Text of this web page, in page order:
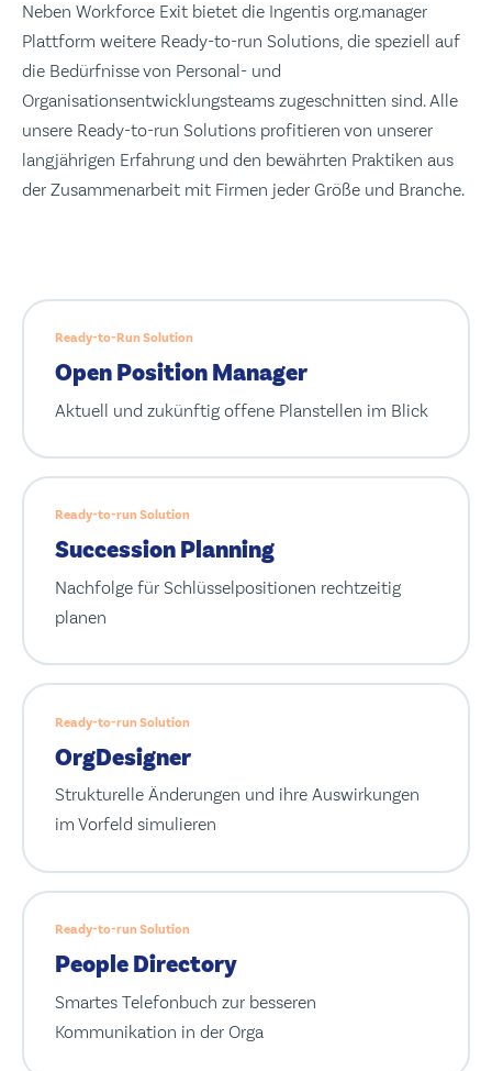
Neben Workforce Exit bietet die Ingentis org.manager
Plattform weitere Ready-to-run Solutions, die speziell auf
die Bedürfnisse von Personal- und
Organisationsentwicklungsteams zugeschnitten sind. Alle
unsere Ready-to-run Solutions profitieren von unserer
langjährigen Erfahrung und den bewährten Praktiken aus
der Zusammenarbeit mit Firmen jeder Größe und Branche.
Ready-to-Run Solution
Open Position Manager
Aktuell und zukünftig offene Planstellen im Blick
Ready-to-run Solution
Succession Planning
Nachfolge für Schlüsselpositionen rechtzeitig
planen
Ready-to-run Solution
OrgDesigner
Strukturelle Änderungen und ihre Auswirkungen
im Vorfeld simulieren
Ready-to-run Solution
People Directory
Smartes Telefonbuch zur besseren
Kommunikation in der Orga